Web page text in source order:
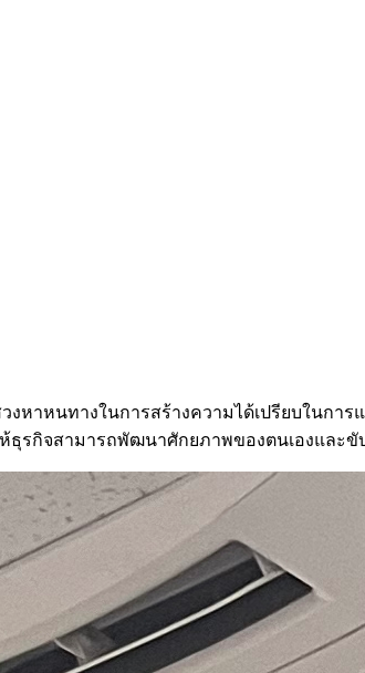
หาหนทางในการสร้างความได้เปรียบในกา
รกิจสามารถพัฒนาศักยภาพของตนเองและขั